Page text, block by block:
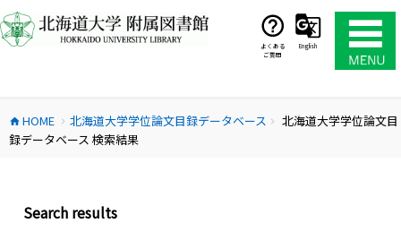
ン
テ
ス
キ
よくある
ご質問
English
home HOME chevron_right 北海道大学学位論文目録データベース chevron_right
北海道大学学位論文目
録データベース 検索結果
Search results